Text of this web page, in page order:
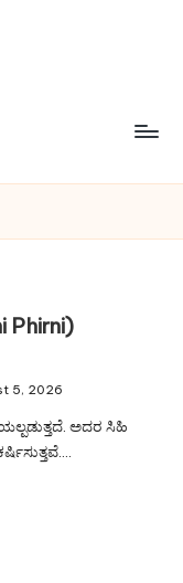
Phirni)
5, 2026
ಅದರ ಸಿಹಿ